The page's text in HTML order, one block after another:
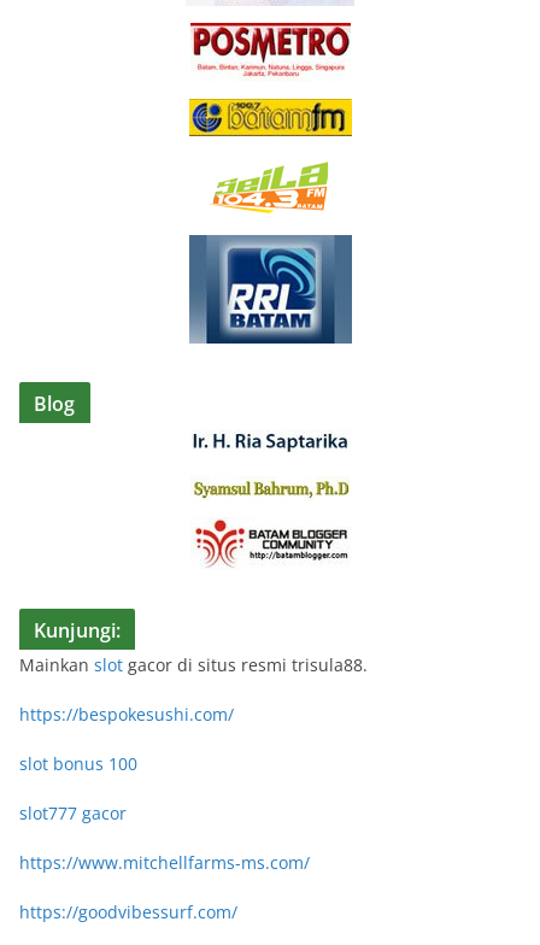
Blog
Kunjungi:
Mainkan slot gacor di situs resmi trisula88.
https://bespokesushi.com/
slot bonus 100
slot777 gacor
https://www.mitchellfarms-ms.com/
https://goodvibessurf.com/